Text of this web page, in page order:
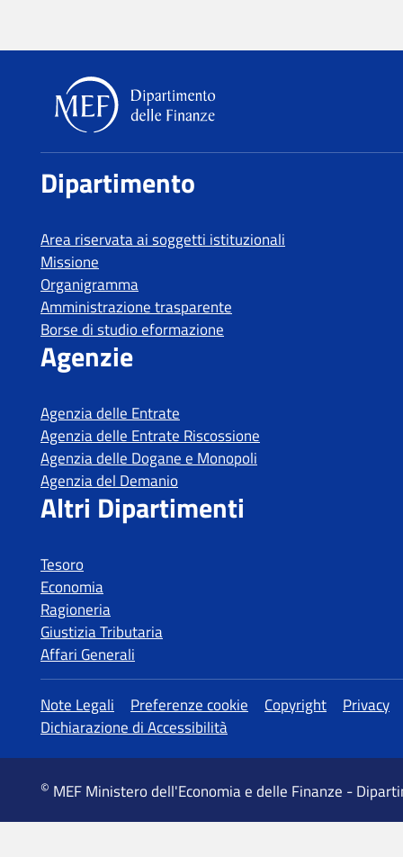
Tesoro
Economia
Ragioneria
Giustizia Tributaria
Affari Generali
MEF Ministero dell'Economia e delle Finanze -